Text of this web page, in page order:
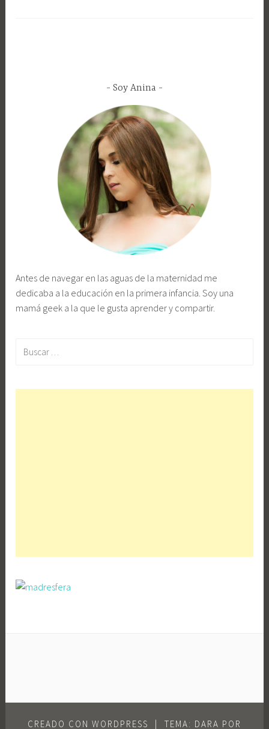
Soy Anina
Antes de navegar en las aguas de la maternidad me
dedicaba a la educación en la primera infancia. Soy una
mamá geek a la que le gusta aprender y compartir.
CREADO CON WORDPRESS TEMA: DARA POR